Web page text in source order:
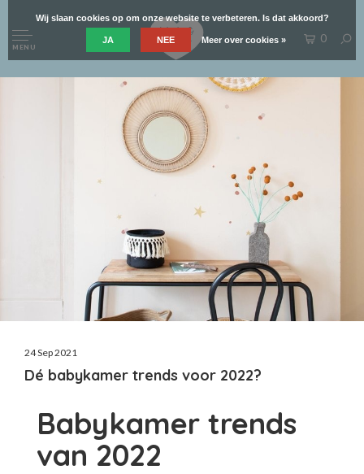
MENU
0
24 Sep 2021
Dé babykamer trends voor 2022?
Babykamer trends
van 2022
Wij slaan cookies op om onze website te verbeteren. Is dat akkoord?
JA NEE Meer over cookies »